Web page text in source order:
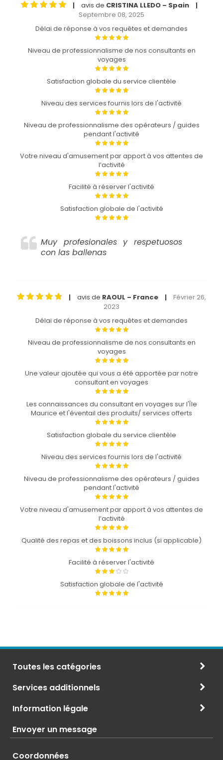
| avis de CRISTINA LLEDO – Spain |
Septembre 08, 2025
Délai de réponse à vos requêtes et demandes
Niveau de professionnalisme de nos consultants en
voyages
Satisfaction globale du service clientèle
Niveau des services fournis lors de l'activité
Niveau de professionnalisme des opérateurs / guides
pendant l'activité
Votre niveau d'amusement par apport à vos attentes de
l’activité
Facilité à réserver l'activité
Satisfaction globale de l'activité
Muy profesionales y respetuosos
con las ballenas
| avis de RAOUL – France |
Février 26,
2023
Délai de réponse à vos requêtes et demandes
Niveau de professionnalisme de nos consultants en
voyages
Une valeur ajoutée qui vous a été apportée par notre
consultant en voyages
Les connaissances du consultant en voyages sur l'Île
Maurice et l'éventail des produits/ services offerts
Satisfaction globale du service clientèle
Niveau des services fournis lors de l'activité
Niveau de professionnalisme des opérateurs / guides
pendant l'activité
Votre niveau d'amusement par apport à vos attentes de
l’activité
Qualité des repas et des boissons inclus (si applicable)
Facilité à réserver l'activité
Satisfaction globale de l'activité
Toutes les catégories
Services additionnels
Information légale
Envoyer un message
Coordonnées